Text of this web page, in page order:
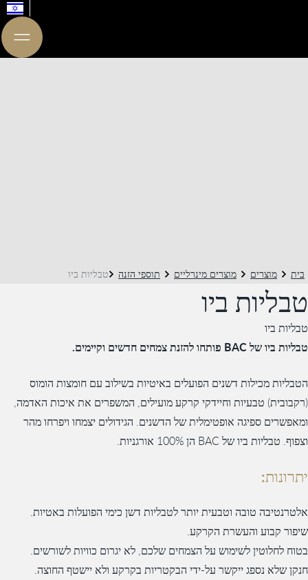
בית מוצרים מוצרים מינרליים תוספי הזנה טבליות ביו
טבליות ביו
טבליות ביו
טבליות ביו של BAC פותחו להזנת צמחים חדשים וקיימים.
הטבליות מכילות דשנים הפועלים באיטיות בשילוב עם חומצות הומוס
(רקבובית) טבעיות וחיידקי קרקע מועילים, המשפרים את איכות האדמה,
ומאפשרים ספיגה אופטימלית של הדשנים. הגידולים יצמחו ויפרחו מהר
וצפוף. טבליות ביו של BAC הן 100% אורגניות.
יתרונות:
אלטרנטיבה טובה וטבעית יותר לטבליות דשן כימי הפועלות באטיות.
שיפור קבוע והעשרת הקרקע.
בטוח לחלוטין לשימוש על הצמחים שלכם, לא יגרום כוויות לשורשים.
חנקן שלא נספג ייקשר על-ידי הבקטריות בקרקע ולא יישטף החוצה.